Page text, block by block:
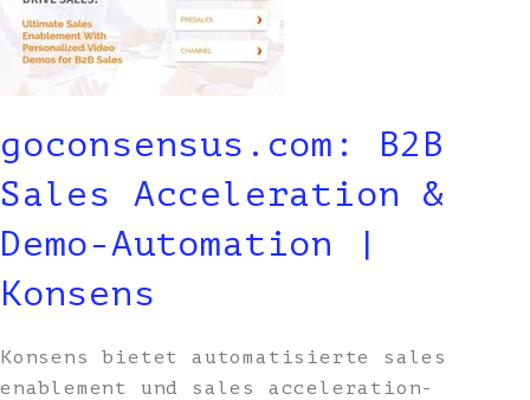
goconsensus.com: B2B
Sales Acceleration &
Demo-Automation |
Konsens
Konsens bietet automatisierte sales
enablement und sales acceleration-